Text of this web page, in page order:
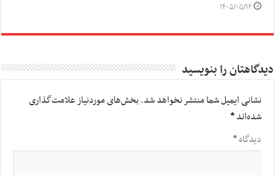
۱۴۰۵/۰۵/۱۶
دیدگاهتان را بنویسید
نشانی ایمیل شما منتشر نخواهد شد.بخش‌های موردنیاز علامت‌گذاری
شده‌اند*
دیدگاه*